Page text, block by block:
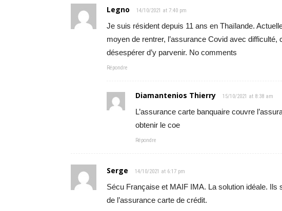
Legno 14/10/2021 at 7:40 pm
Je suis résident depuis 11 ans en Thaïlande.
moyen de rentrer, l’assurance Covid avec difficulté,
désespérer d’y parvenir. No comments
Répondre
Diamantenios Thierry 15/10/2021 at 8:38 am
L’assurance carte banquaire couvre
obtenir le coe
Répondre
Serge 14/10/2021 at 6:17 pm
Sécu Française et MAIF IMA. La solution idéale.
de l’assurance carte de crédit.